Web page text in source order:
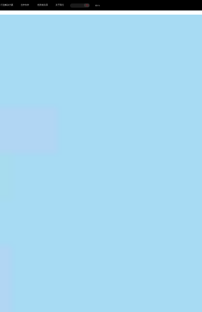
行业解决方案 合作伙伴 投资者关系 关于我们 中EN